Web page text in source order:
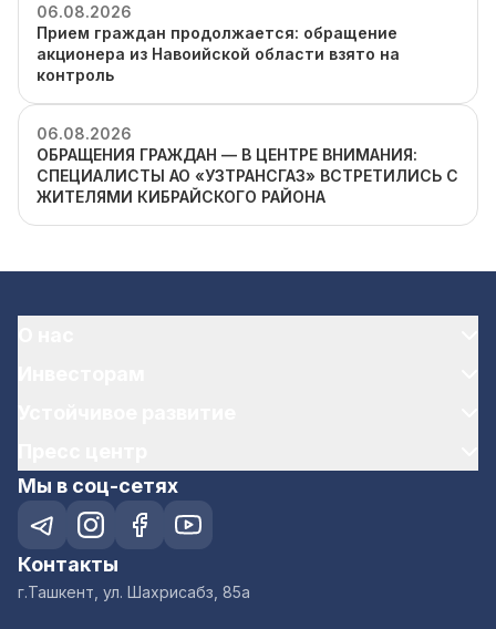
06.08.2026
Прием граждан продолжается: обращение
акционера из Навоийской области взято на
контроль
06.08.2026
ОБРАЩЕНИЯ ГРАЖДАН — В ЦЕНТРЕ ВНИМАНИЯ:
СПЕЦИАЛИСТЫ АО «УЗТРАНСГАЗ» ВСТРЕТИЛИСЬ С
ЖИТЕЛЯМИ КИБРАЙСКОГО РАЙОНА
Мы в соц-сетях
Контакты
г.Ташкент, ул. Шахрисабз, 85а